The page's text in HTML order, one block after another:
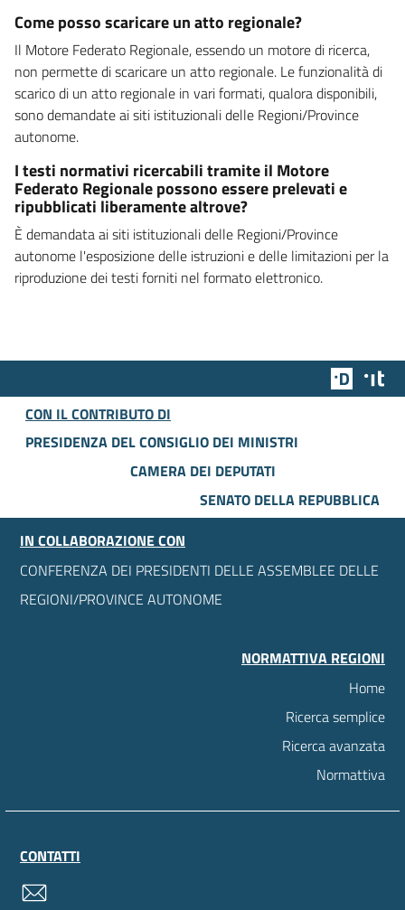
Come posso scaricare un atto regionale?
Il Motore Federato Regionale, essendo un motore di ricerca,
non permette di scaricare un atto regionale. Le funzionalità di
scarico di un atto regionale in vari formati, qualora disponibili,
sono demandate ai siti istituzionali delle Regioni/Province
autonome.
I testi normativi ricercabili tramite il Motore
Federato Regionale possono essere prelevati e
ripubblicati liberamente altrove?
È demandata ai siti istituzionali delle Regioni/Province
autonome l'esposizione delle istruzioni e delle limitazioni per la
riproduzione dei testi forniti nel formato elettronico.
Team
CON IL CONTRIBUTO DI
PRESIDENZA DEL CONSIGLIO DEI MINISTRI
CAMERA DEI DEPUTATI
SENATO DELLA REPUBBLICA
IN COLLABORAZIONE CON
CONFERENZA DEI PRESIDENTI DELLE ASSEMBLEE DELLE
REGIONI/PROVINCE AUTONOME
NORMATTIVA REGIONI
Home
Ricerca semplice
Ricerca avanzata
Normattiva
CONTATTI